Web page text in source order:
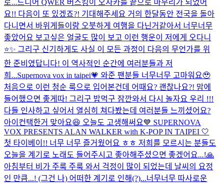
로...드디어 QWER 버스킹이 오사카를 끝으로 마무리가 되었어
요!! 다음이 또 있겠죠?! 기대해주세요 거의 한달동안 전국을 돌아
다니면서 바위게들이랑 오붓하게 여행을 다닌거같아서 너무너무
좋았어요 보고싶은 얼굴도 많이 보고 이런 행운이 저에게 오다니
⭐️✨ 그리구 신기하게도 사실 이 모든 과정이 다음의 무언가를 위
한 준비였답니다! 이 역사적인 순간에 여러분들과 저
희...Supernova vox in taipei💗 와준 팬분들 너무너무 고마워요🥹
처음으로 이런 청순 룩으로 입어본건데 어때요? 괜찮나요?! 맘에
들어했으면 좋게따! 그리구 밥먹구 잠깐와서 다시 놀자요 우리 !!!
다들 인사하고 싶어서 열심히 쳐다봤는데 여러분들 느끼셨어요?
아이컨택한거 맞아요😆 오늘도 고생해써요💙 SUPERNOVA
VOX PRESENTS ALAN WALKER with K-POP IN TAIPEI 🤍
첫 타이베이!! 너무 너무 즐거웠어요 ㅎㅎ 저희를 모르시는 분들도
오늘을 계기로 노래도 들어주시고 좋아해주셨으면 좋겠어요...!🙏
아침부터 비가 주룩 주룩 와서 걱정이 많이 되었는데 날씨의 요정
인 만큼...! (그건 나) 어떠한 계기로 인해(?)...너무너무 따사로운